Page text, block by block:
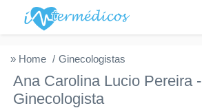
Institucional
» Home Ginecologistas
Ana Carolina Lucio Pereira-
Ginecologista